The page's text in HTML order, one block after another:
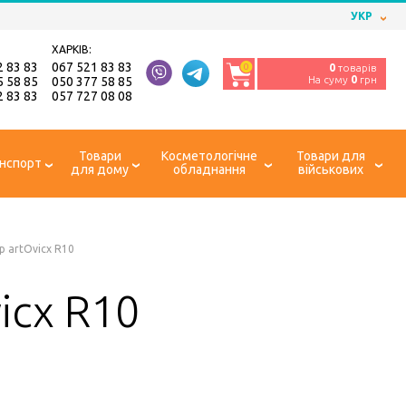
УКР
83 83
58 85
83 83
ХАРКІВ:
067 521 83 83
050 377 58 85
057 727 08 08
0 0 товарів
На суму 0 грн
Товари
для дому
Косметологічне
обладнання
Товари для
військових
artOvicx R10
R10